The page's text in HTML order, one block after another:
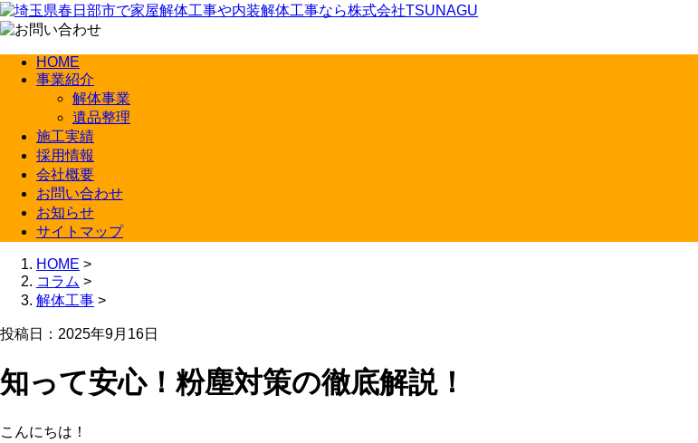
HOME
事業紹介
解体事業
遺品整理
施工実績
採用情報
会社概要
お問い合わせ
お知らせ
サイトマップ
HOME >
コラム >
解体工事 >
投稿日：2025年9月16日
知って安心！粉塵対策の徹底解説！
こんにちは！